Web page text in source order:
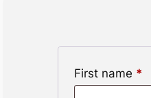
First name *